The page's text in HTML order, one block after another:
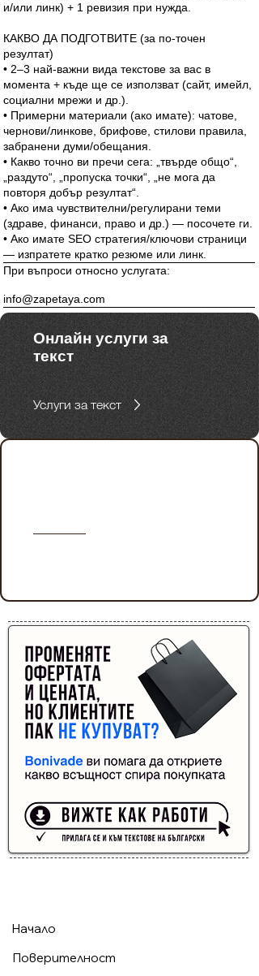
и/или линк) + 1 ревизия при нужда.
КАКВО ДА ПОДГОТВИТЕ (за по-точен
резултат)
• 2–3 най-важни вида текстове за вас в
момента + къде ще се използват (сайт, имейл,
социални мрежи и др.).
• Примерни материали (ако имате): чатове,
чернови/линкове, брифове, стилови правила,
забранени думи/обещания.
• Какво точно ви пречи сега: „твърде общо“,
„раздуто“, „пропуска точки“, „не мога да
повторя добър резултат“.
• Ако има чувствителни/регулирани теми
(здраве, финанси, право и др.) — посочете ги.
• Ако имате SEO стратегия/ключови страници
— изпратете кратко резюме или линк.
При въпроси относно услугата:
info@zapetaya.com
Онлайн услуги за
текст
Услуги за текст
Начало
Поверителност